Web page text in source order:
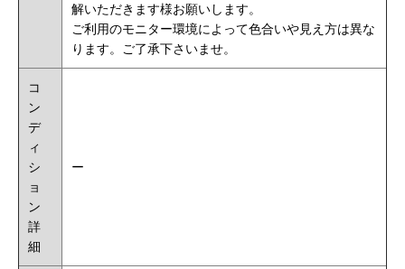
解いただきます様お願いします。
ご利用のモニター環境によって色合いや見え方は異な
ります。ご了承下さいませ。
コ
ン
デ
ィ
シ
ョ
ン
詳
細
ー